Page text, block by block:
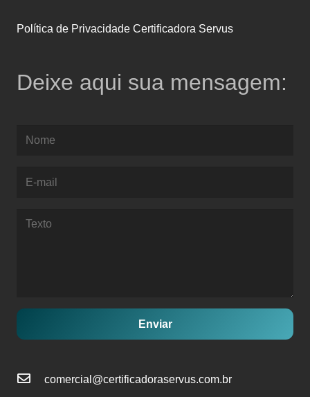
Política de Privacidade Certificadora Servus
Deixe aqui sua mensagem:
Enviar
comercial@certificadoraservus.com.br